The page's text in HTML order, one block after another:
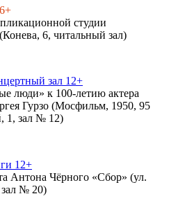
студии
6, читальный зал)
зал 12+
люди» к 100-летию актера
Гурзо (Мосфильм, 1950, 95
1, зал № 12)
12+
Антона Чёрного «Сбор» (ул.
№ 20)